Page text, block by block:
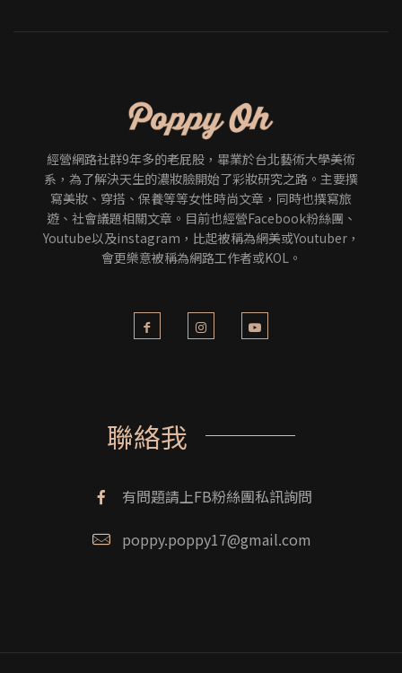
經營網路社群9年多的老屁股，畢業於台北藝術大學美術
系，為了解決天生的濃妝臉開始了彩妝研究之路。主要撰
寫美妝、穿搭、保養等等女性時尚文章，同時也撰寫旅
遊、社會議題相關文章。目前也經營Facebook粉絲團、
Youtube以及instagram，比起被稱為網美或Youtuber，
會更樂意被稱為網路工作者或KOL。
聯絡我
有問題請上FB粉絲團私訊詢問
poppy.poppy17@gmail.com